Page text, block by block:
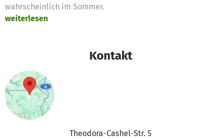
wahrscheinlich im Sommer.
weiterlesen
Kontakt
Theodora-Cashel-Str. 5